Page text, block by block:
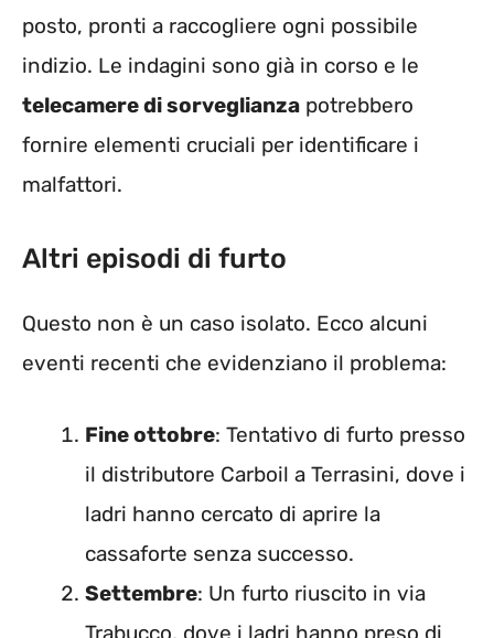
posto, pronti a raccogliere ogni possibile
indizio. Le indagini sono già in corso e le
telecamere di sorveglianza potrebbero
fornire elementi cruciali per identificare i
malfattori.
Altri episodi di furto
Questo non è un caso isolato. Ecco alcuni
eventi recenti che evidenziano il problema:
Fine ottobre: Tentativo di furto presso
il distributore Carboil a Terrasini, dove i
ladri hanno cercato di aprire la
cassaforte senza successo.
Settembre: Un furto riuscito in via
Trabucco, dove i ladri hanno preso di